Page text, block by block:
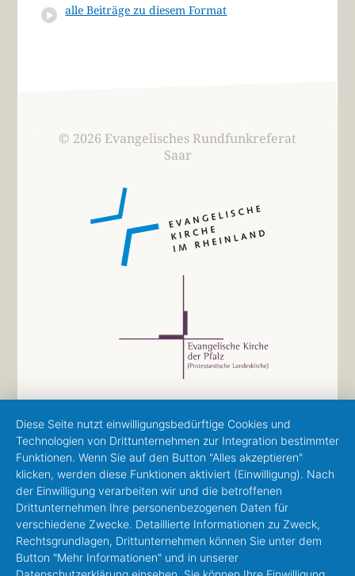
alle Beiträge zu diesem Format
© 2026 Evangelisches Rundfunkreferat
Saar
Diese Seite nutzt einwilligungsbedürftige Cookies und
Technologien von Drittunternehmen zur Integration bestimmter
Funktionen. Wenn Sie auf den Button "Alles akzeptieren"
klicken, werden diese Funktionen aktiviert (Einwilligung). Nach
der Einwilligung verarbeiten wir und die betroffenen
Drittunternehmen Ihre personenbezogenen Daten für
verschiedene Zwecke. Detaillierte Informationen zu Zweck,
Rechtsgrundlagen, Drittunternehmen können Sie unter dem
Button "Mehr Informationen" und in unserer